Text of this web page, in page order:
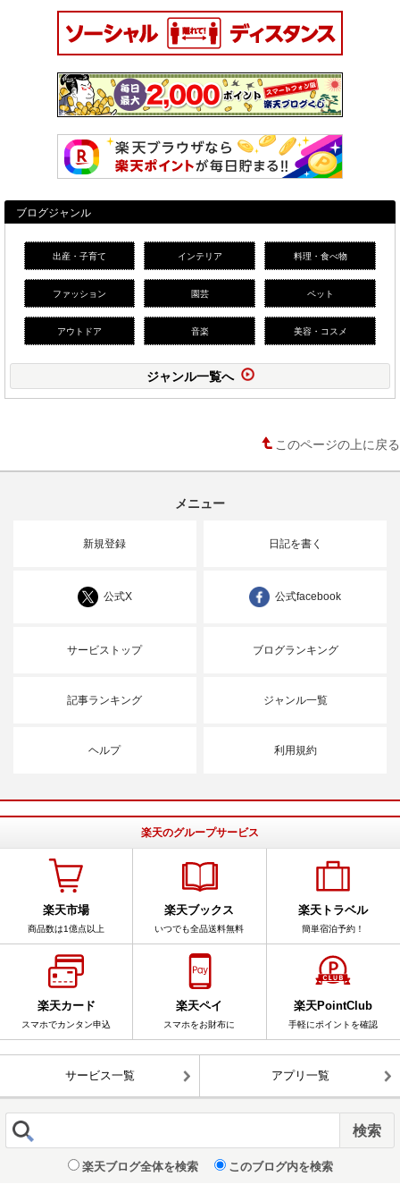
ブログジャンル
出産・子育て インテリア 料理・食べ物
ファッション 園芸 ペット
アウトドア 音楽 美容・コスメ
ジャンル一覧へ
このページの上に戻る
メニュー
新規登録 日記を書く
公式X 公式facebook
サービストップ ブログランキング
記事ランキング ジャンル一覧
ヘルプ 利用規約
楽天のグループサービス
楽天市場
商品数は1億点以上
楽天ブックス
いつでも全品送料無料
楽天トラベル
簡単宿泊予約！
楽天カード
スマホでカンタン申込
楽天ペイ
スマホをお財布に
楽天PointClub
手軽にポイントを確認
サービス一覧 アプリ一覧
楽天ブログ全体を検索 このブログ内を検索